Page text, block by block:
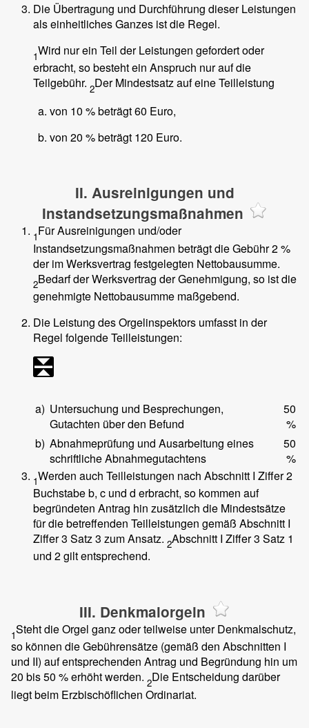
Die Übertragung und Durchführung dieser Leistungen
als einheitliches Ganzes ist die Regel.
1Wird nur ein Teil der Leistungen gefordert oder
erbracht, so besteht ein Anspruch nur auf die
Teilgebühr. 2Der Mindestsatz auf eine Teilleistung
von 10 % beträgt 60 Euro,
von 20 % beträgt 120 Euro.
II. Ausreinigungen und
Instandsetzungsmaßnahmen
1Für Ausreinigungen und/oder
Instandsetzungsmaßnahmen beträgt die Gebühr 2 %
der im Werksvertrag festgelegten Nettobausumme.
2Bedarf der Werksvertrag der Genehmigung, so ist die
genehmigte Nettobausumme maßgebend.
Die Leistung des Orgelinspektors umfasst in der
Regel folgende Teilleistungen:
a) Untersuchung und Besprechungen,
Gutachten über den Befund
50
%
b) Abnahmeprüfung und Ausarbeitung eines
schriftliche Abnahmegutachtens
50
%
1Werden auch Teilleistungen nach Abschnitt I Ziffer 2
Buchstabe b, c und d erbracht, so kommen auf
begründeten Antrag hin zusätzlich die Mindestsätze
für die betreffenden Teilleistungen gemäß Abschnitt I
Ziffer 3 Satz 3 zum Ansatz. 2Abschnitt I Ziffer 3 Satz 1
und 2 gilt entsprechend.
III. Denkmalorgeln
1Steht die Orgel ganz oder teilweise unter Denkmalschutz,
so können die Gebührensätze (gemäß den Abschnitten I
und II) auf entsprechenden Antrag und Begründung hin um
20 bis 50 % erhöht werden. 2Die Entscheidung darüber
liegt beim Erzbischöflichen Ordinariat.